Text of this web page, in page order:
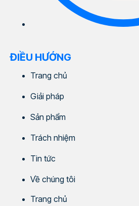
ĐIỀU HƯỚNG
Trang chủ
Giải pháp
Sản phẩm
Trách nhiệm
Tin tức
Về chúng tôi
Trang chủ